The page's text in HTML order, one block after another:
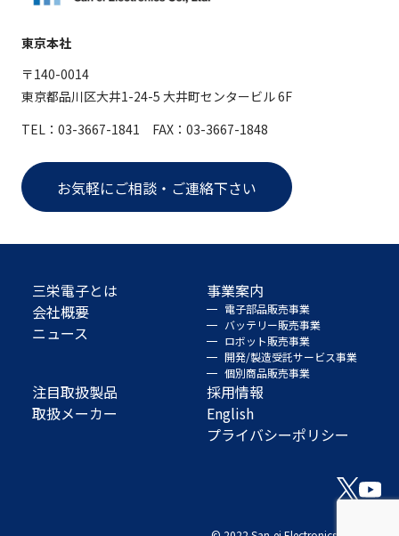
東京本社
〒140-0014
東京都品川区大井1-24-5 大井町センタービル 6F
TEL：03-3667-1841 FAX：03-3667-1848
お気軽にご相談・ご連絡下さい
三栄電子とは
会社概要
ニュース
事業案内
電子部品販売事業
バッテリー販売事業
ロボット販売事業
開発/製造受託サービス事業
個別商品販売事業
注目取扱製品
取扱メーカー
採用情報
English
プライバシーポリシー